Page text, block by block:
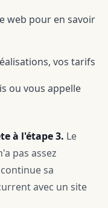
web pour en savoir
vos tarifs
ou vous appelle
à l'étape 3. Le
pas assez
sa
avec un site